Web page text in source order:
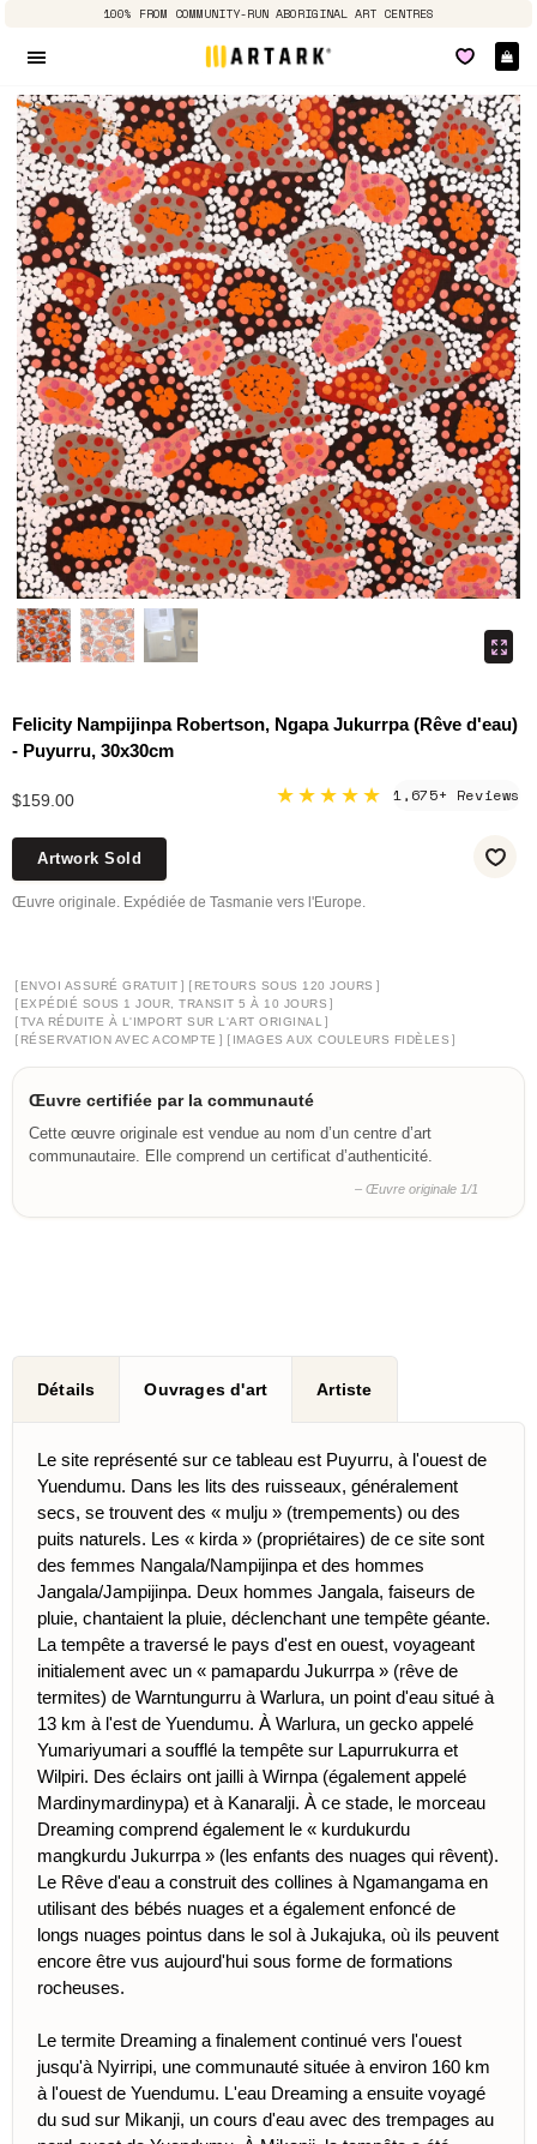
100% FROM COMMUNITY-RUN ABORIGINAL ART CENTRES
Felicity Nampijinpa Robertson, Ngapa Jukurrpa (Rêve d'eau)
- Puyurru, 30x30cm
$159.00 ★★★★★ 1,675+ Reviews
Artwork Sold
Œuvre originale. Expédiée de Tasmanie vers l'Europe.
[ ENVOI ASSURÉ GRATUIT ] [ RETOURS SOUS 120 JOURS ]
[ EXPÉDIÉ SOUS 1 JOUR, TRANSIT 5 À 10 JOURS ]
[TVA RÉDUITE À L'IMPORT SUR L'ART ORIGINAL ]
[ RÉSERVATION AVEC ACOMPTE ] [ IMAGES AUX COULEURS FIDÈLES ]
Œuvre certifiée par la communauté
Cette œuvre originale est vendue au nom d’un centre d’art
communautaire. Elle comprend un certificat d’authenticité.
– Œuvre originale 1/1
Détails Ouvrages d'art Artiste
Le site représenté sur ce tableau est Puyurru, à l'ouest de
Yuendumu. Dans les lits des ruisseaux, généralement
secs, se trouvent des « mulju » (trempements) ou des
puits naturels. Les « kirda » (propriétaires) de ce site sont
des femmes Nangala/Nampijinpa et des hommes
Jangala/Jampijinpa. Deux hommes Jangala, faiseurs de
pluie, chantaient la pluie, déclenchant une tempête géante.
La tempête a traversé le pays d'est en ouest, voyageant
initialement avec un « pamapardu Jukurrpa » (rêve de
termites) de Warntungurru à Warlura, un point d'eau situé à
13 km à l'est de Yuendumu. À Warlura, un gecko appelé
Yumariyumari a soufflé la tempête sur Lapurrukurra et
Wilpiri. Des éclairs ont jailli à Wirnpa (également appelé
Mardinymardinypa) et à Kanaralji. À ce stade, le morceau
Dreaming comprend également le « kurdukurdu
mangkurdu Jukurrpa » (les enfants des nuages ​​qui rêvent).
Le Rêve d'eau a construit des collines à Ngamangama en
utilisant des bébés nuages ​​et a également enfoncé de
longs nuages ​​pointus dans le sol à Jukajuka, où ils peuvent
encore être vus aujourd'hui sous forme de formations
rocheuses.
Le termite Dreaming a finalement continué vers l'ouest
jusqu'à Nyirripi, une communauté située à environ 160 km
à l'ouest de Yuendumu. L'eau Dreaming a ensuite voyagé
du sud sur Mikanji, un cours d'eau avec des trempages au